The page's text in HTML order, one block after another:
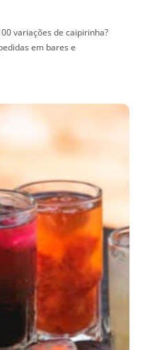
variações de caipirinha?
em bares e